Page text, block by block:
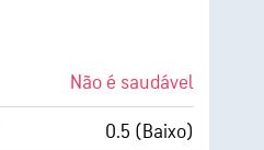
Não é saudável
0.5 (Baixo)